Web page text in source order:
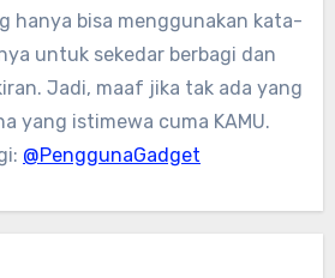
hanya bisa menggunakan kata-
untuk sekedar berbagi dan
Jadi, maaf jika tak ada yang
yang istimewa cuma KAMU.
@PenggunaGadget